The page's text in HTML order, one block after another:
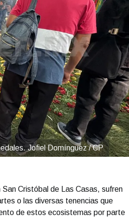
Jofiel Domínguez / CP
San Cristóbal de Las Casas, sufren
o las diversas tenencias que
de estos ecosistemas por parte